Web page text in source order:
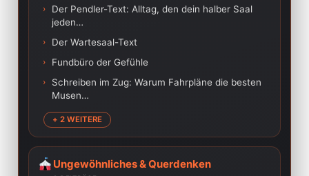
›
Der Pendler-Text: Alltag, den dein halber Saal
jeden…
› Der Wartesaal-Text
› Fundbüro der Gefühle
›
Schreiben im Zug: Warum Fahrpläne die besten
Musen…
+ 2 WEITERE
Ungewöhnliches & Querdenken